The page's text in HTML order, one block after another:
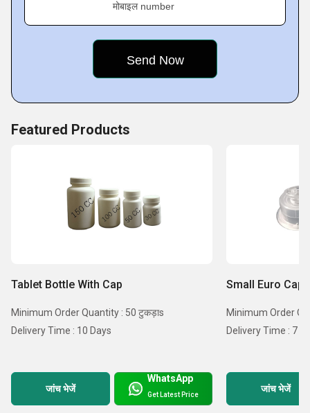
Key Facts of Shree Umiya Polyplast:
मोबाइल number
Featured Products
Tablet Bottle With Cap
Minimum Order Quantity : 50 टुकड़ाs
Delivery Time : 10 Days
जांच भेजें
WhatsApp
Get Latest Price
Small Euro Cap
Minimum Order
Delivery Time : 7
जांच भेजें